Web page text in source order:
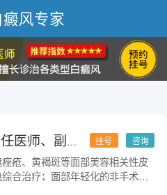
风专家
咨询
挂号
师、副研究员
疮、黄褐斑等面部美容相关性皮
合治疗；面部年轻化的非手术的